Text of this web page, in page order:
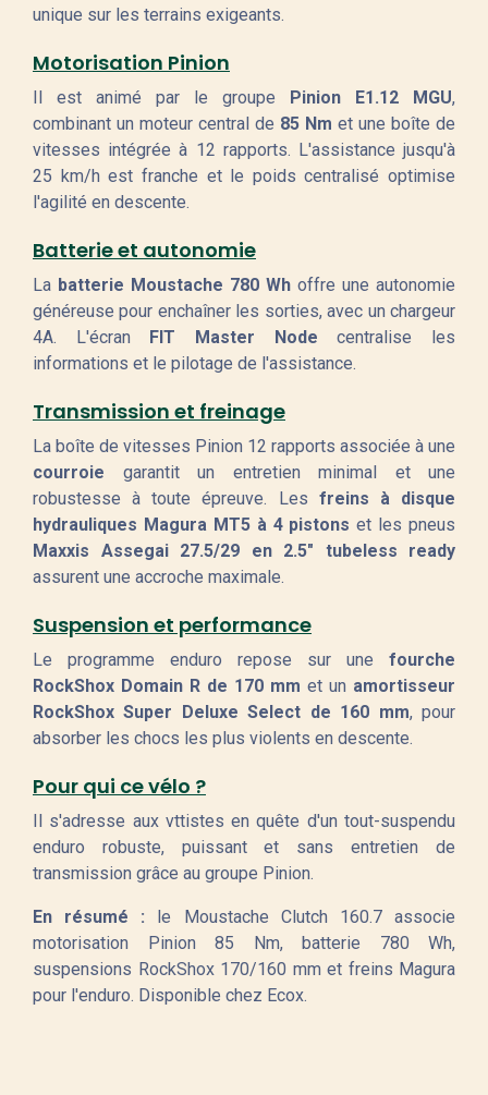
unique sur les terrains exigeants.
Motorisation Pinion
Il est animé par le groupe Pinion E1.12 MGU,
combinant un moteur central de 85 Nm et une boîte de
vitesses intégrée à 12 rapports. L'assistance jusqu'à
25 km/h est franche et le poids centralisé optimise
l'agilité en descente.
Batterie et autonomie
La batterie Moustache 780 Wh offre une autonomie
généreuse pour enchaîner les sorties, avec un chargeur
4A. L'écran FIT Master Node centralise les
informations et le pilotage de l'assistance.
Transmission et freinage
La boîte de vitesses Pinion 12 rapports associée à une
courroie garantit un entretien minimal et une
robustesse à toute épreuve. Les freins à disque
hydrauliques Magura MT5 à 4 pistons et les pneus
Maxxis Assegai 27.5/29 en 2.5" tubeless ready
assurent une accroche maximale.
Suspension et performance
Le programme enduro repose sur une fourche
RockShox Domain R de 170 mm et un amortisseur
RockShox Super Deluxe Select de 160 mm, pour
absorber les chocs les plus violents en descente.
Pour qui ce vélo ?
Il s'adresse aux vttistes en quête d'un tout-suspendu
enduro robuste, puissant et sans entretien de
transmission grâce au groupe Pinion.
En résumé : le Moustache Clutch 160.7 associe
motorisation Pinion 85 Nm, batterie 780 Wh,
suspensions RockShox 170/160 mm et freins Magura
pour l'enduro. Disponible chez Ecox.